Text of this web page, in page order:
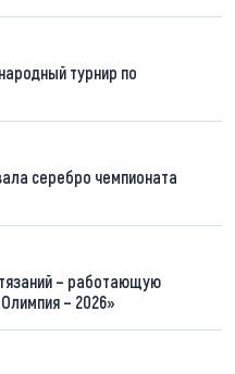
турнир по
серебро чемпионата
– работающую
– 2026»